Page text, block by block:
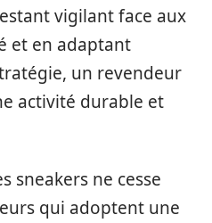
vigilant face aux
et en adaptant
un revendeur
activité durable et
sneakers ne cesse
qui adoptent une